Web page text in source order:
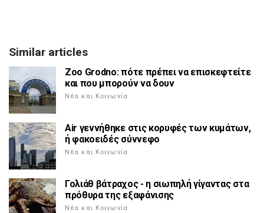
Similar articles
Zoo Grodno: πότε πρέπει να επισκεφτείτε
και που μπορούν να δουν
Νέα και Κοινωνία
Air γεννήθηκε στις κορυφές των κυμάτων,
ή φακοειδές σύννεφο
Νέα και Κοινωνία
Γολιάθ βάτραχος - η σιωπηλή γίγαντας στα
πρόθυρα της εξαφάνισης
Νέα και Κοινωνία